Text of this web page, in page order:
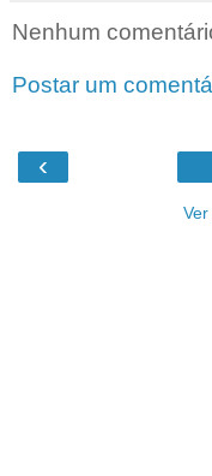
Nenhum
Postar um
‹